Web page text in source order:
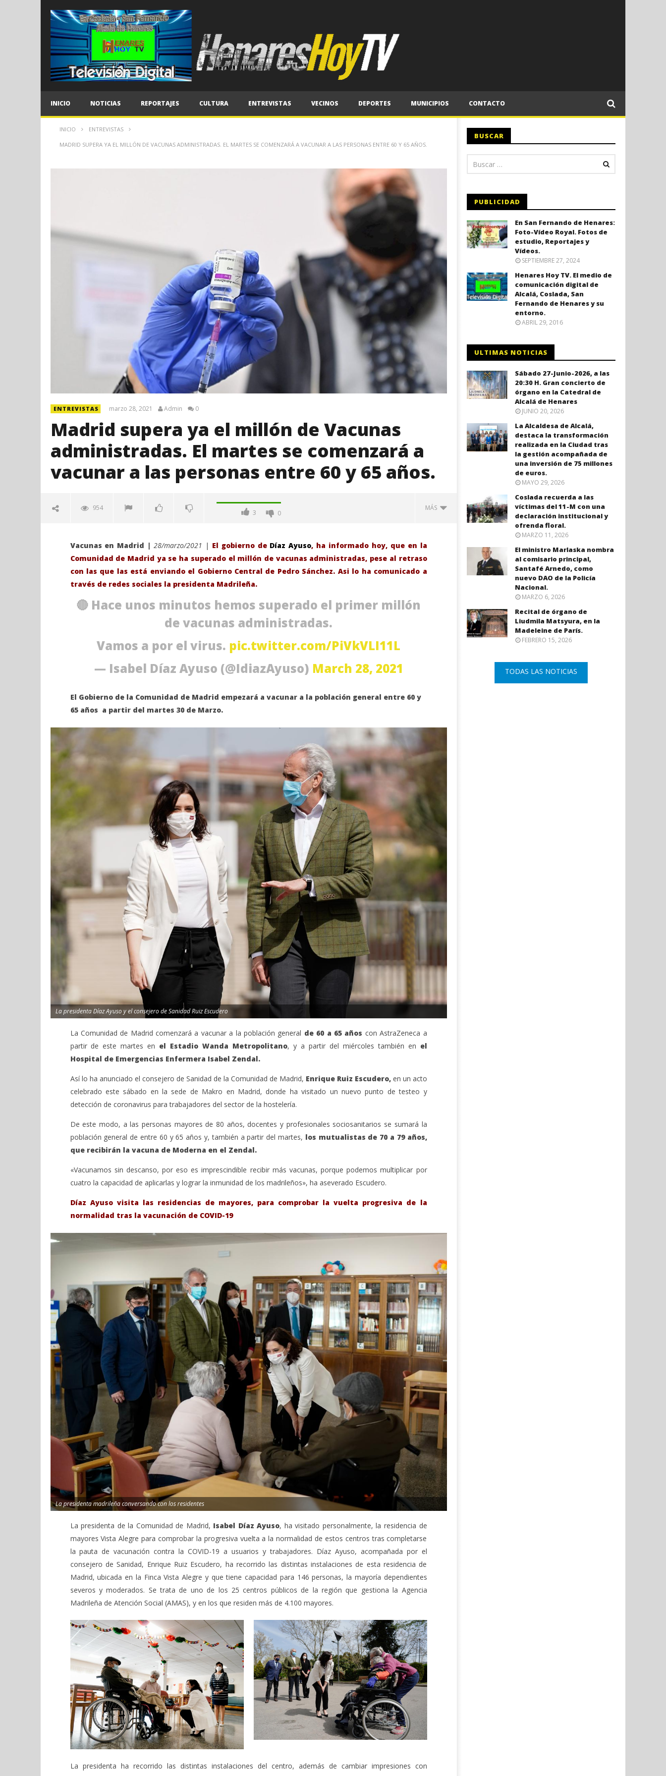
INICIO NOTICIAS REPORTAJES CULTURA ENTREVISTAS VECINOS DEPORTES MUNICIPIOS CONTACTO
INICIO ENTREVISTAS
MADRID SUPERA YA EL MILLÓN DE VACUNAS ADMINISTRADAS. EL MARTES SE COMENZARÁ A VACUNAR A LAS PERSONAS ENTRE 60 Y 65 AÑOS.
ENTREVISTAS marzo 28, 2021 Admin 0
Madrid supera ya el millón de Vacunas
administradas. El martes se comenzará a
vacunar a las personas entre 60 y 65 años.
954
3 0
MÁS
Vacunas administradas. El martes
se comenzará a vacunar a las
personas entre 60 y 65 años.
Admin
H. Gran concierto de órgano en la
Catedral de Alcalá de Henares
marzo
28,
transformación realizada en la
Ciudad tras la gestión
acompañada de una inversión de
75 millones de euros.
2021
Coslada recuerda a las víctimas
del 11-M con una declaración
El ministro Marlaska
Policía Nacional.
marzo
28,
Vacunas en Madrid | 28/marzo/2021 | El gobierno deDíaz Ayuso, ha informado hoy, que en la
Comunidad de Madrid ya se ha superado el millón de vacunas administradas, pese al retraso
con las que las está enviando el Gobierno Central de Pedro Sánchez. Asi lo ha comunicado a
través de redes sociales la presidenta Madrileña.
🔴 Hace unos minutos hemos superado el primer millón
de vacunas administradas.
Vamos a por el virus. pic.twitter.com/PiVkVLI11L
— Isabel Díaz Ayuso (@IdiazAyuso) March 28, 2021
El Gobierno de la Comunidad de Madrid empezará a vacunar a la población general entre 60 y
65 años a partir del martes 30 de Marzo.
La presidenta Díaz Ayuso y el consejero de Sanidad Ruiz Escudero
La Comunidad de Madrid comenzará a vacunar a la población general de 60 a 65 años con AstraZeneca a
partir de este martes en el Estadio Wanda Metropolitano, y a partir del miércoles también en el
Hospital de Emergencias Enfermera Isabel Zendal.
Así lo ha anunciado el consejero de Sanidad de la Comunidad de Madrid, Enrique Ruiz Escudero,en un acto
celebrado este sábado en la sede de Makro en Madrid, donde ha visitado un nuevo punto de testeo y
detección de coronavirus para trabajadores del sector de la hostelería.
De este modo, a las personas mayores de 80 años, docentes y profesionales sociosanitarios se sumará la
población general de entre 60 y 65 años y, también a partir del martes, los mutualistas de 70 a 79 años,
que recibirán la vacuna de Moderna en el Zendal.
«Vacunamos sin descanso, por eso es imprescindible recibir más vacunas, porque podemos multiplicar por
cuatro la capacidad de aplicarlas y lograr la inmunidad de los madrileños», ha aseverado Escudero.
Díaz Ayuso visita las residencias de mayores, para comprobar la vuelta progresiva de la
normalidad tras la vacunación de COVID-19
La presidenta madrileña conversando con los residentes
La presidenta de la Comunidad de Madrid, Isabel Díaz Ayuso, ha visitado personalmente, la residencia de
mayores Vista Alegre para comprobar la progresiva vuelta a la normalidad de estos centros tras completarse
la pauta de vacunación contra la COVID-19 a usuarios y trabajadores. Díaz Ayuso, acompañada por el
consejero de Sanidad, Enrique Ruiz Escudero, ha recorrido las distintas instalaciones de esta residencia de
Madrid, ubicada en la Finca Vista Alegre y que tiene capacidad para 146 personas, la mayoría dependientes
severos y moderados. Se trata de uno de los 25 centros públicos de la región que gestiona la Agencia
Madrileña de Atención Social (AMAS), y en los que residen más de 4.100 mayores.
La presidenta ha recorrido las distintas instalaciones del centro, además de cambiar impresiones con
BUSCAR
PUBLICIDAD
En San Fernando de Henares:
Foto-Vídeo Royal. Fotos de
estudio, Reportajes y
Vídeos.
SEPTIEMBRE 27, 2024
Henares Hoy TV. El medio de
comunicación digital de
Alcalá, Coslada, San
Fernando de Henares y su
entorno.
ABRIL 29, 2016
ULTIMAS NOTICIAS
Sábado 27-Junio-2026, a las
20:30 H. Gran concierto de
órgano en la Catedral de
Alcalá de Henares
JUNIO 20, 2026
La Alcaldesa de Alcalá,
destaca la transformación
realizada en la Ciudad tras
la gestión acompañada de
una inversión de 75 millones
de euros.
MAYO 29, 2026
Coslada recuerda a las
víctimas del 11-M con una
declaración institucional y
ofrenda floral.
MARZO 11, 2026
El ministro Marlaska nombra
al comisario principal,
Santafé Arnedo, como
nuevo DAO de la Policía
Nacional.
MARZO 6, 2026
Recital de órgano de
Liudmila Matsyura, en la
Madeleine de París.
FEBRERO 15, 2026
TODAS LAS NOTICIAS